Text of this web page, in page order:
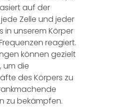
auf der
Zelle und jeder
in unserem Körper
reagiert.
können gezielt
um die
des Körpers zu
zu bekämpfen.